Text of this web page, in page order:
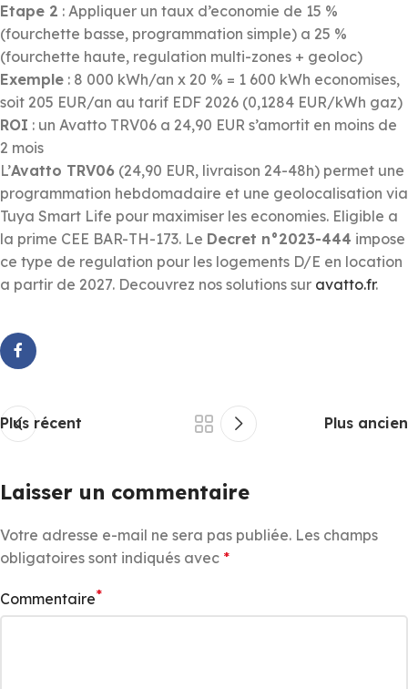
Etape 2 : Appliquer un taux d’economie de 15 %
(fourchette basse, programmation simple) a 25 %
(fourchette haute, regulation multi-zones + geoloc)
Exemple : 8 000 kWh/an x 20 % = 1 600 kWh economises,
soit 205 EUR/an au tarif EDF 2026 (0,1284 EUR/kWh gaz)
ROI : un Avatto TRV06 a 24,90 EUR s’amortit en moins de
2 mois
L’Avatto TRV06 (24,90 EUR, livraison 24-48h) permet une
programmation hebdomadaire et une geolocalisation via
Tuya Smart Life pour maximiser les economies. Eligible a
la prime CEE BAR-TH-173. Le Decret n°2023-444 impose
ce type de regulation pour les logements D/E en location
a partir de 2027. Decouvrez nos solutions sur avatto.fr.
Plus récent Plus ancien
Laisser un commentaire
Votre adresse e-mail ne sera pas publiée. Les champs
obligatoires sont indiqués avec *
Commentaire*